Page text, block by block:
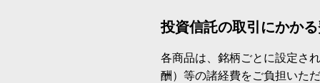
投資信託の取引にかか
各商品は、銘柄ごとに設定さ
酬）等の諸経費をご負担いた